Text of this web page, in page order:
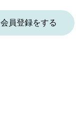
会員登録をする